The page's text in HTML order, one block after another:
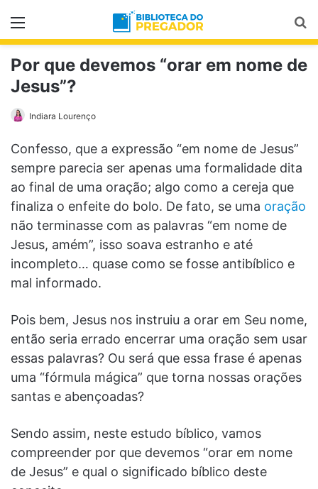
Menu
Por que devemos “orar em nome de
Jesus”?
Indiara Lourenço
Confesso, que a expressão “em nome de Jesus”
sempre parecia ser apenas uma formalidade dita
ao final de uma oração; algo como a cereja que
finaliza o enfeite do bolo. De fato, se uma oração
não terminasse com as palavras “em nome de
Jesus, amém”, isso soava estranho e até
incompleto… quase como se fosse antibíblico e
mal informado.
Pois bem, Jesus nos instruiu a orar em Seu nome,
então seria errado encerrar uma oração sem usar
essas palavras? Ou será que essa frase é apenas
uma “fórmula mágica” que torna nossas orações
santas e abençoadas?
Sendo assim, neste estudo bíblico, vamos
compreender por que devemos “orar em nome
de Jesus” e qual o significado bíblico deste